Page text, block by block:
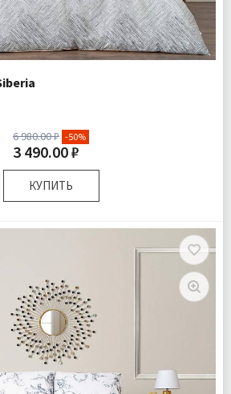
6 980.00 ₽ -50%
3 490.00 ₽
КУПИТЬ
Пододеяльник 1 шт Простыня 1 шт
Наволочка 1 шт
Ранфорс
Подробнее